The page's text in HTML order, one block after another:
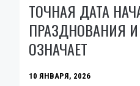
ТОЧНАЯ ДАТА
ПРАЗДНОВАНИЯ
ОЗНАЧАЕТ
10 ЯНВАРЯ, 2026